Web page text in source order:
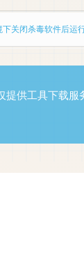
关闭杀毒软件后运行
供工具下载服